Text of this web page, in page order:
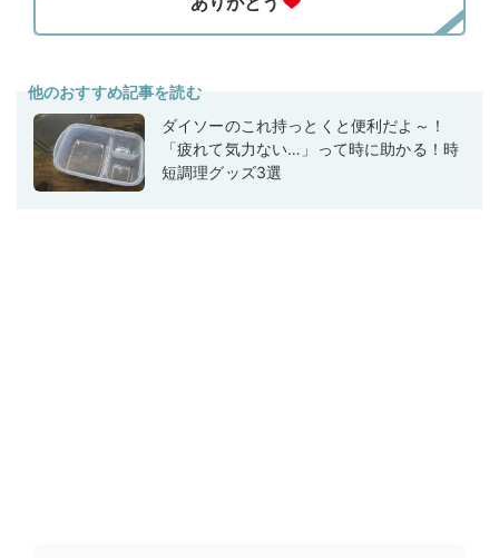
他のおすすめ記事を読む
ダイソーのこれ持っとくと便利だよ～！
「疲れて気力ない…」って時に助かる！時
短調理グッズ3選